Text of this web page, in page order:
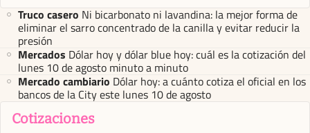
Truco casero Ni bicarbonato ni lavandina: la mejor forma de
eliminar el sarro concentrado de la canilla y evitar reducir la
presión
Mercados Dólar hoy y dólar blue hoy: cuál es la cotización del
lunes 10 de agosto minuto a minuto
Mercado cambiario Dólar hoy: a cuánto cotiza el oficial en los
bancos de la City este lunes 10 de agosto
Cotizaciones